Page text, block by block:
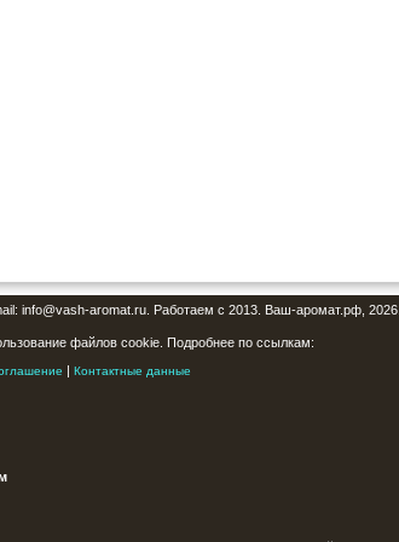
info@vash-aromat.ru. Работаем с 2013. Ваш-аромат.рф, 2026.
файлов cookie. Подробнее по ссылкам:
| Контактные данные